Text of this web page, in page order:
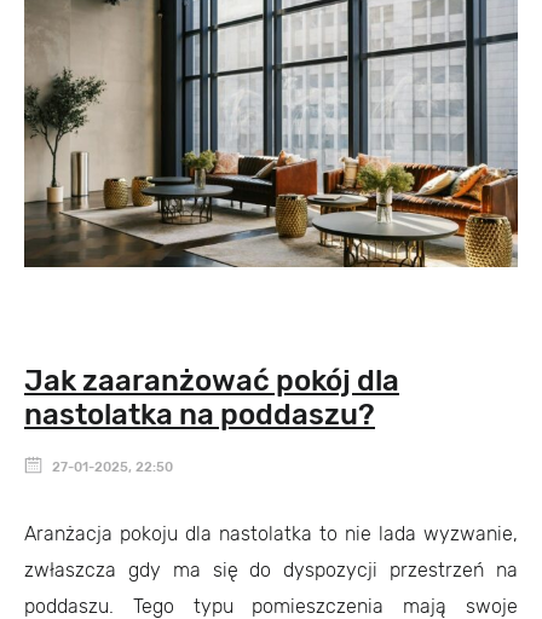
Jak zaaranżować pokój dla
nastolatka na poddaszu?
27-01-2025, 22:50
Aranżacja pokoju dla nastolatka to nie lada wyzwanie,
zwłaszcza gdy ma się do dyspozycji przestrzeń na
poddaszu. Tego typu pomieszczenia mają swoje